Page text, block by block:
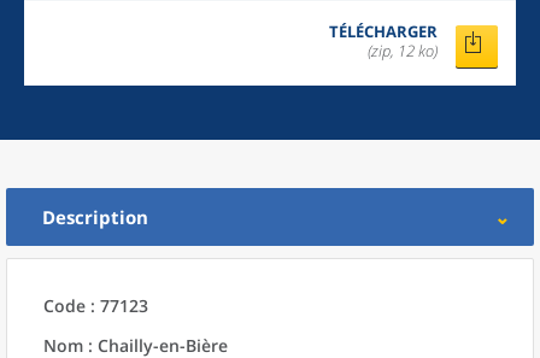
TÉLÉCHARGER
(zip, 12 ko)
Description
Code : 77123
Nom : Chailly-en-Bière